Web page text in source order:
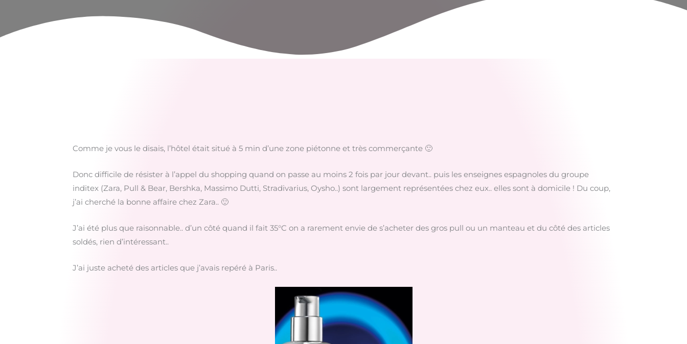
Comme je vous le disais, l’hôtel était situé à 5 min d’une zone piétonne et très commerçante 🙂
Donc difficile de résister à l’appel du shopping quand on passe au moins 2 fois par jour devant.. puis les enseignes espagnoles du groupe
inditex (Zara, Pull & Bear, Bershka, Massimo Dutti, Stradivarius, Oysho..) sont largement représentées chez eux.. elles sont à domicile ! Du coup,
j’ai cherché la bonne affaire chez Zara.. 🙂
J’ai été plus que raisonnable.. d’un côté quand il fait 35°C on a rarement envie de s’acheter des gros pull ou un manteau et du côté des articles
soldés, rien d’intéressant..
J’ai juste acheté des articles que j’avais repéré à Paris..